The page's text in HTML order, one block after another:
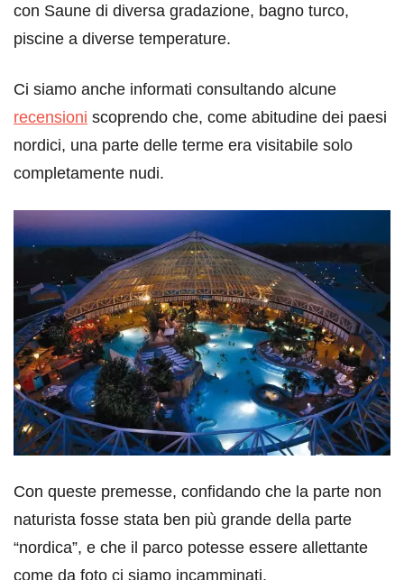
con Saune di diversa gradazione, bagno turco,
piscine a diverse temperature.
Ci siamo anche informati consultando alcune
recensioni scoprendo che, come abitudine dei paesi
nordici, una parte delle terme era visitabile solo
completamente nudi.
Con queste premesse, confidando che la parte non
naturista fosse stata ben più grande della parte
“nordica”, e che il parco potesse essere allettante
come da foto ci siamo incamminati.